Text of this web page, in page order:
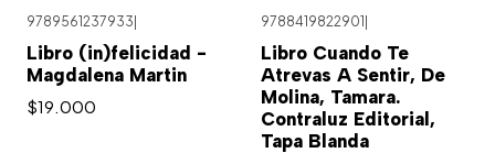
9789561237933
Libro (in)felicidad -
Magdalena Martin
$19.000
9788419822901
Libro Cuando Te
Atrevas A Sentir, De
Molina, Tamara.
Contraluz Editorial,
Tapa Blanda